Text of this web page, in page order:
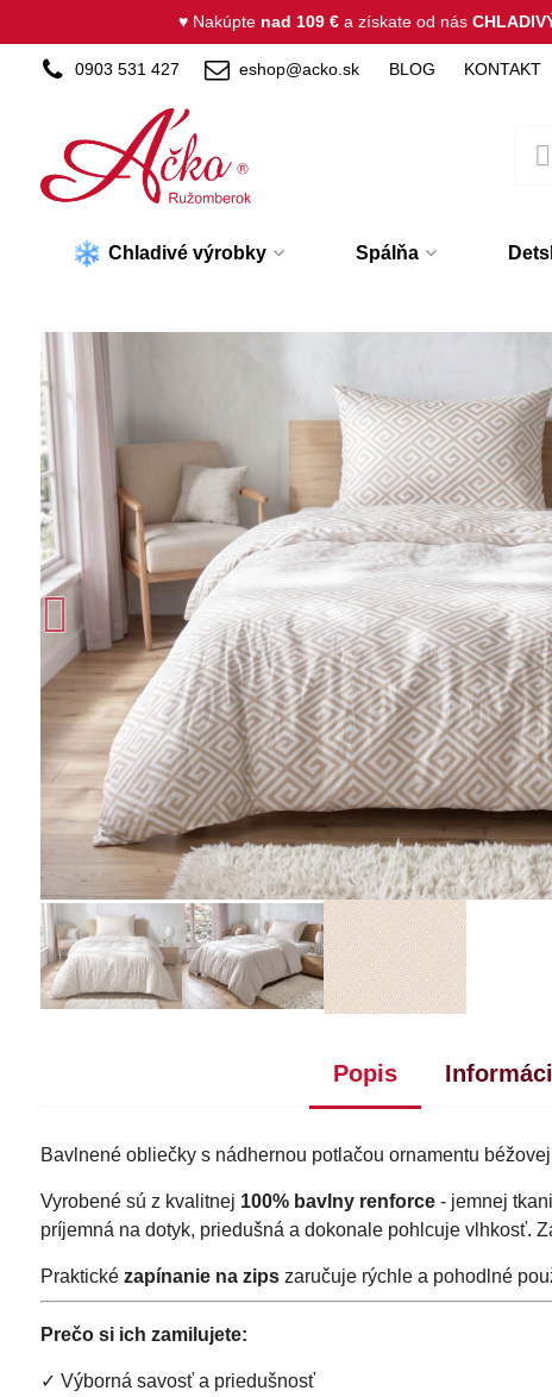
♥ Nakúpte nad 109 € a získate od nás
0903 531 427 eshop@acko.sk BLOG KONTAKT
Chladivé výrobky Spálňa
Popis
Bavlnené obliečky s nádhernou potlačou ornamentu
Vyrobené sú z kvalitnej 100% bavlny renforce- jemnej
príjemná na dotyk, priedušná a dokonale pohlcuje vlhkosť.
Praktické zapínanie na zipszaručuje rýchle a pohodlné
Prečo si ich zamilujete:
✓ Výborná savosť a priedušnosť